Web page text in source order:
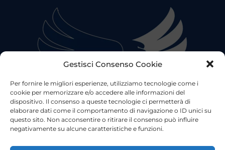
Gestisci Consenso Cookie
Per fornire le migliori esperienze, utilizziamo tecnologie come i
cookie per memorizzare e/o accedere alle informazioni del
dispositivo. Il consenso a queste tecnologie ci permetterà di
elaborare dati come il comportamento di navigazione o ID unici su
questo sito. Non acconsentire o ritirare il consenso può influire
negativamente su alcune caratteristiche e funzioni.
©2023 Tutti i diritti riservatiLazio Live TV